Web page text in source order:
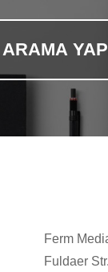
Ferm
Fuldaer